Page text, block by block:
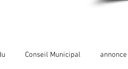
Conseil Municipal annonce